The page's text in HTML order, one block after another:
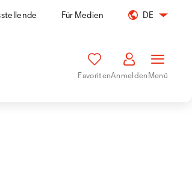
Für Medien DE
FavoritenAnmeldenMenü